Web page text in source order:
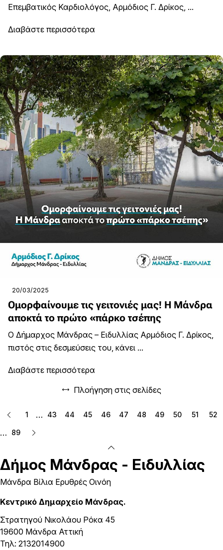
Επεμβατικός Καρδιολόγος, Αρμόδιος Γ. Δρίκος, ...
Διαβάστε περισσότερα
20/03/2025
Ομορφαίνουμε τις γειτονιές μας! Η Μάνδρα
αποκτά το πρώτο «πάρκο τσέπης
Ο Δήμαρχος Μάνδρας – Ειδυλλίας Αρμόδιος Γ. Δρίκος,
πιστός στις δεσμεύσεις του, κάνει ...
Διαβάστε περισσότερα
Πλοήγηση στις σελίδες
1 … 43 44 45 46 47 48 49 50 51 52
… 89
Δήμος Μάνδρας - Ειδυλλίας
Μάνδρα Βίλια Ερυθρές Οινόη
Κεντρικό Δημαρχείο Μάνδρας.
Στρατηγού Νικολάου Ρόκα 45
19600 Μάνδρα Αττική
Τηλ: 2132014900